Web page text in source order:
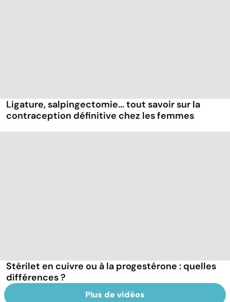
Ligature, salpingectomie... tout savoir sur la
contraception définitive chez les femmes
Stérilet en cuivre ou à la progestérone : quelles
différences ?
Plus de vidéos